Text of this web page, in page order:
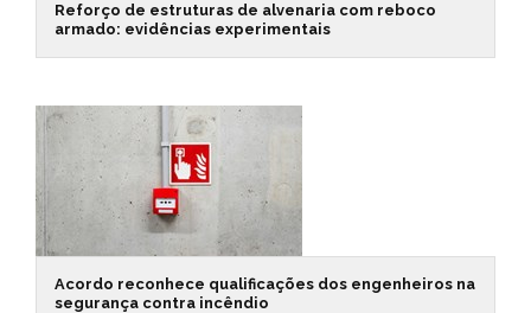
Reforço de estruturas de alvenaria com reboco
armado: evidências experimentais
Acordo reconhece qualificações dos engenheiros na
segurança contra incêndio